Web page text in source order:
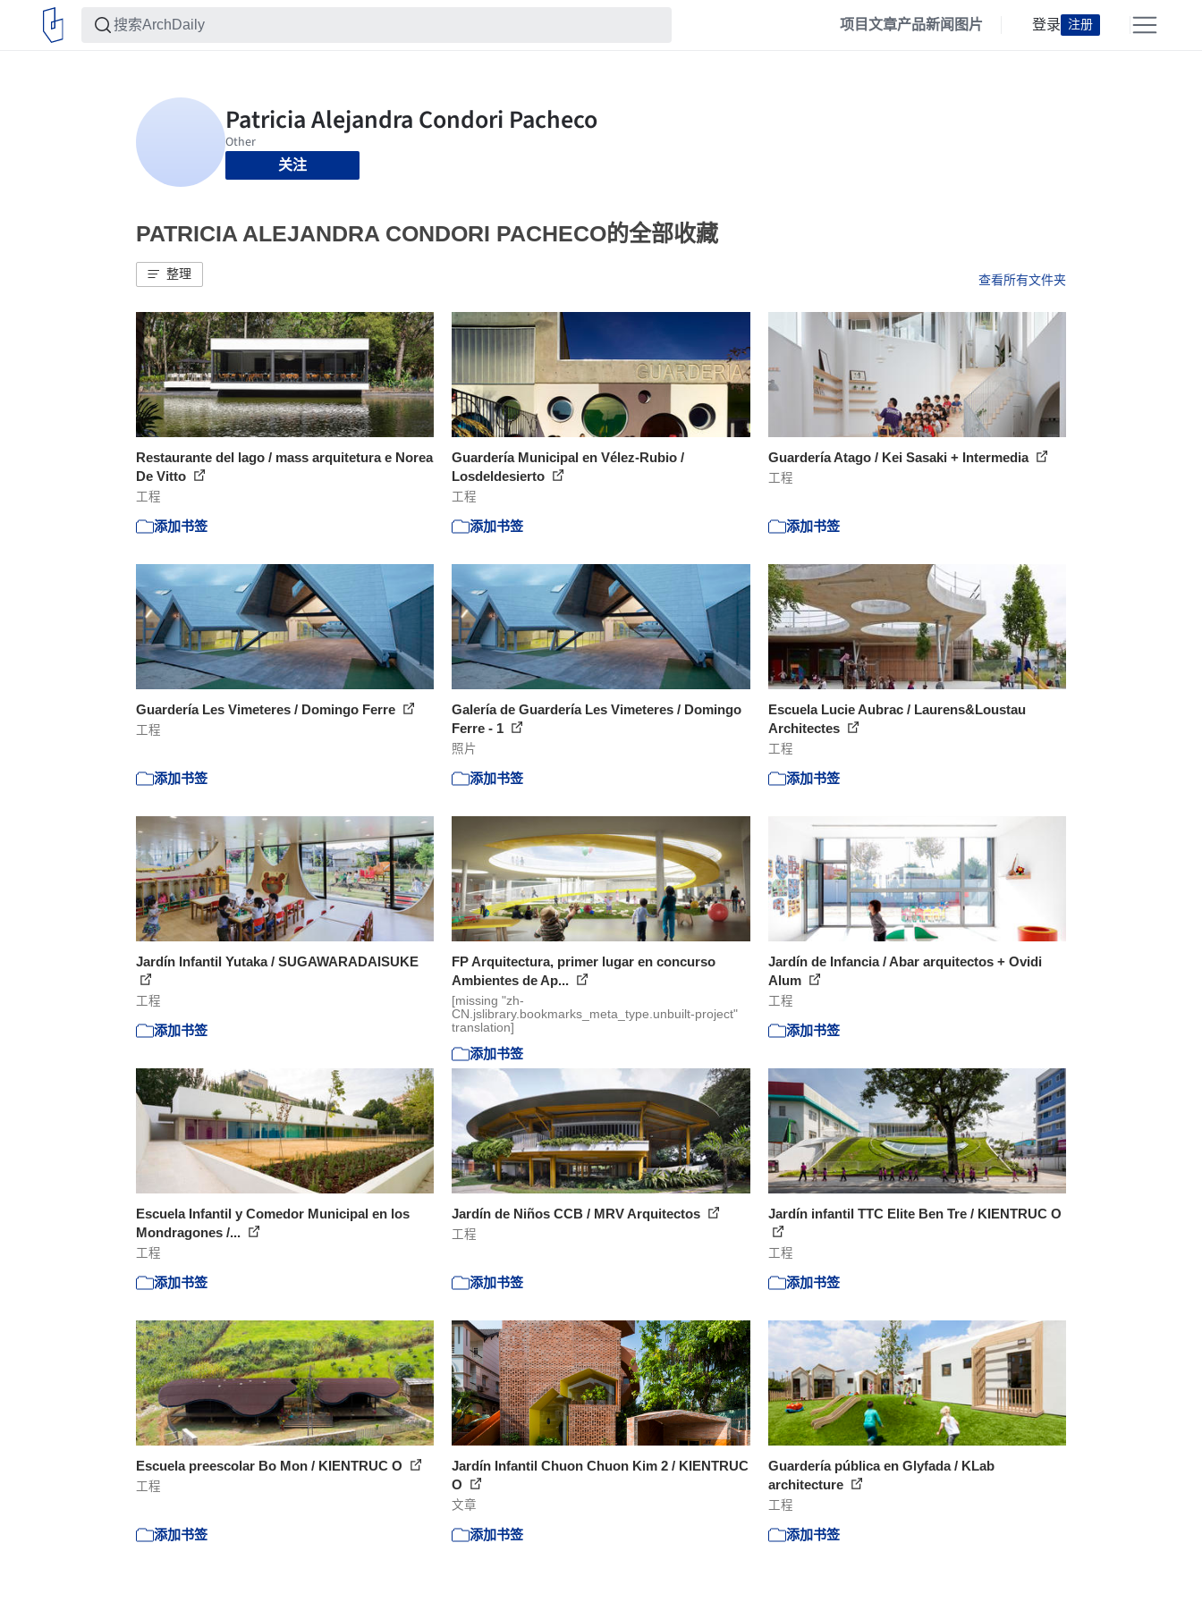
项目文章产品新闻 图片 登录 注册
关注
PATRICIA ALEJANDRA CONDORI PACHECO的全部收藏
整理 查看所有文件夹
Restaurante del lago / mass arquitetura e Norea
De Vitto
工程
添加书签
Guardería Municipal en Vélez-Rubio /
Losdeldesierto
工程
添加书签
Guardería Atago / Kei Sasaki + Intermedia
工程
添加书签
Guardería Les Vimeteres / Domingo Ferre
工程
添加书签
Galería de Guardería Les Vimeteres / Domingo
Ferre - 1
照片
添加书签
Escuela Lucie Aubrac / Laurens&Loustau
Architectes
工程
添加书签
Jardín Infantil Yutaka / SUGAWARADAISUKE
工程
添加书签
FP Arquitectura, primer lugar en concurso
Ambientes de Ap...
[missing "zh-
CN.jslibrary.bookmarks_meta_type.unbuilt-project"
translation]
添加书签
Jardín de Infancia / Abar arquitectos + Ovidi
Alum
工程
添加书签
Escuela Infantil y Comedor Municipal en los
Mondragones /...
工程
添加书签
Jardín de Niños CCB / MRV Arquitectos
工程
添加书签
Jardín infantil TTC Elite Ben Tre / KIENTRUC O
工程
添加书签
Escuela preescolar Bo Mon / KIENTRUC O
工程
添加书签
Jardín Infantil Chuon Chuon Kim 2 / KIENTRUC
O
文章
添加书签
Guardería pública en Glyfada / KLab
architecture
工程
添加书签